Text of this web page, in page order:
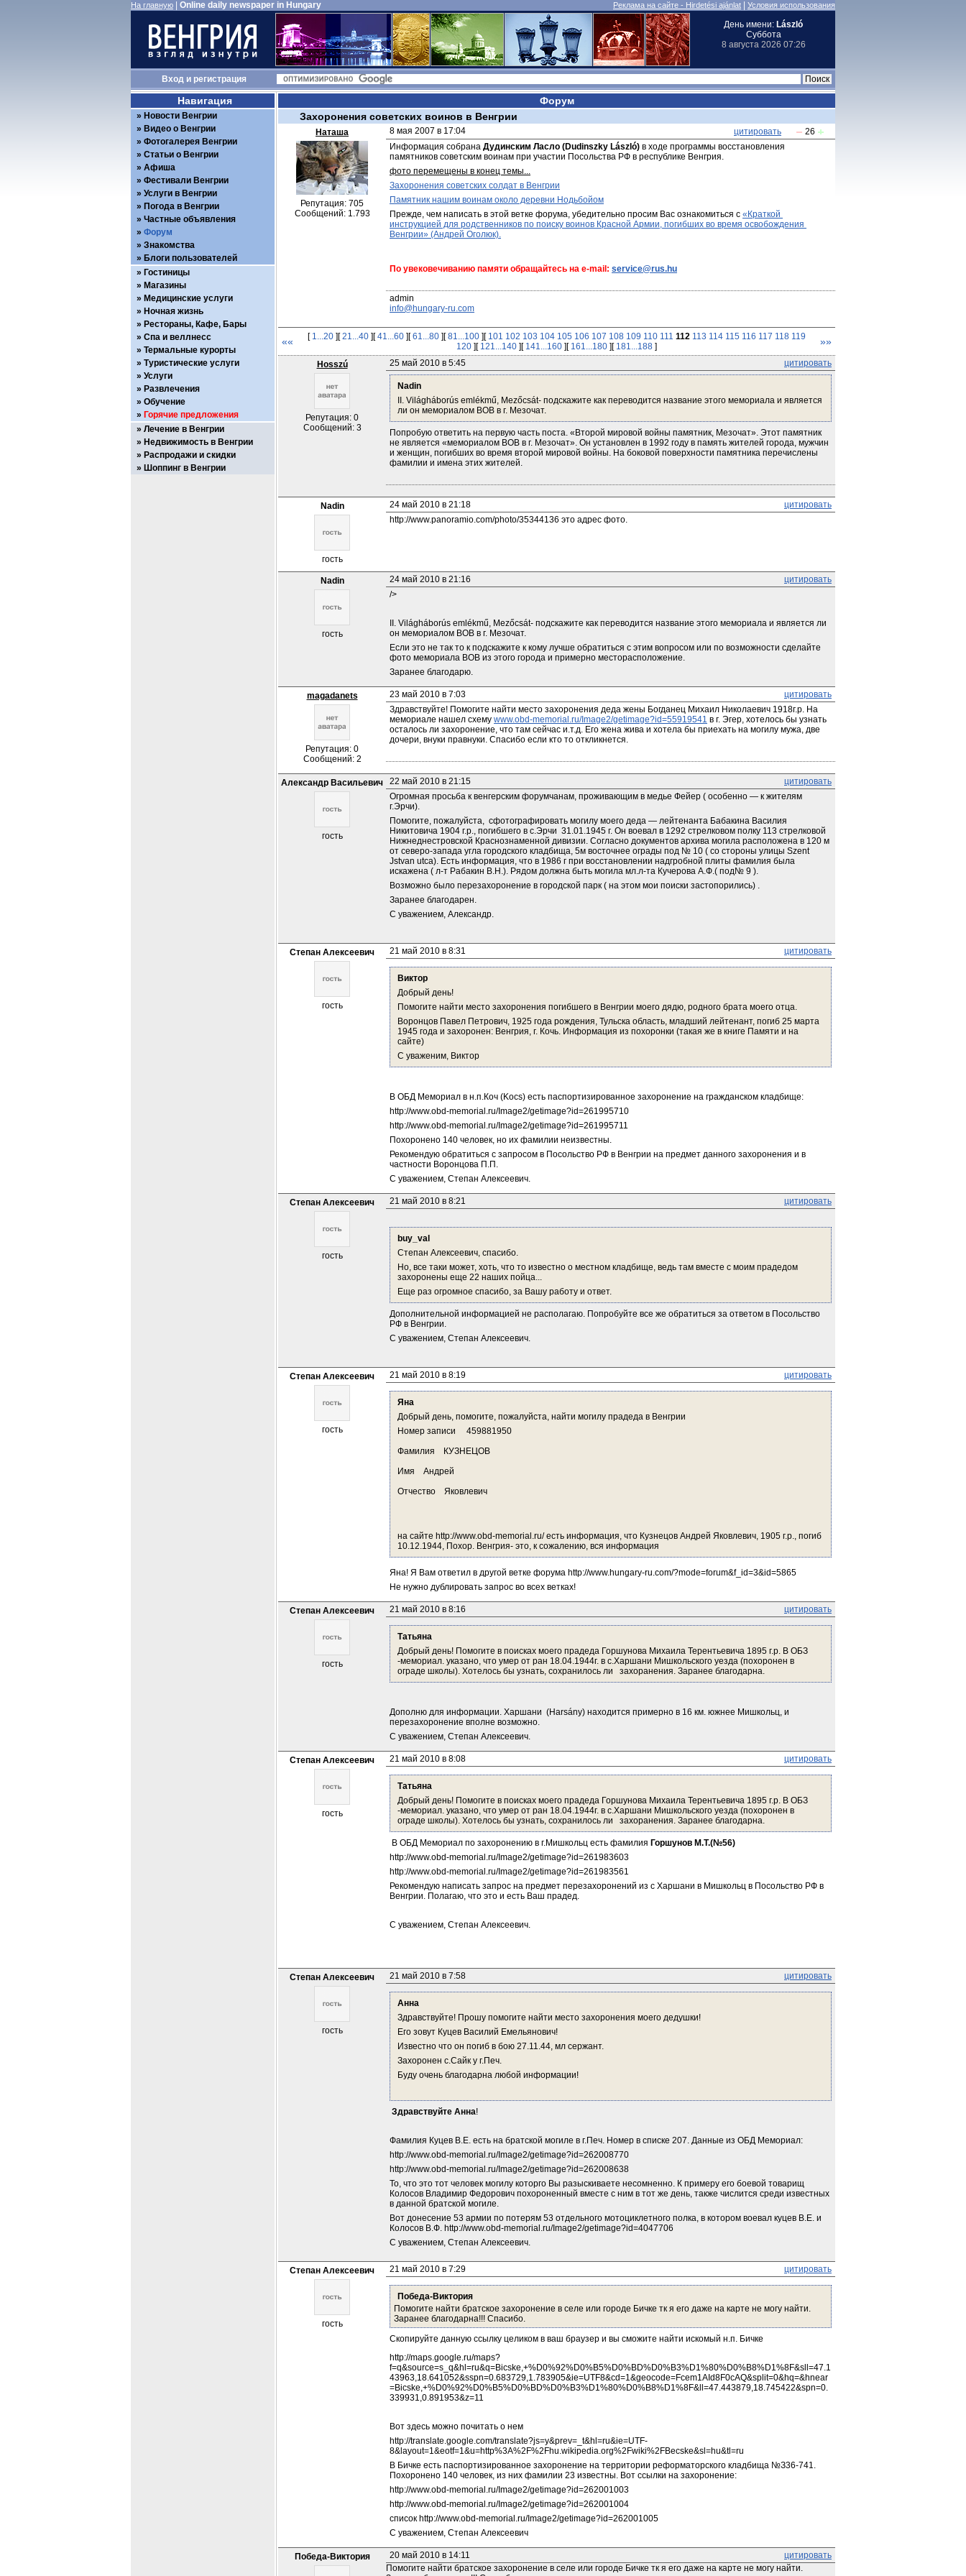
На главную Online daily newspaper in Hungary Реклама на сайте - Hirdetési ajánlat Условия использования
День имени: László
Суббота
8 августа 2026 07:26
Входи регистрация
Форум
Захоронения советских воинов в Венгрии
Наташа
Репутация: 705
Сообщений: 1.793
8 мая 2007 в 17:04 цитировать
26
Информация собрана Дудинским Ласло (Dudinszky László) в ходе программы восстановления
памятников советским воинам при участии Посольства РФ в республике Венгрия.
фото перемещены в конец темы...
Захоронения советских солдат в Венгрии
Памятник нашим воинам около деревни Нодьбойом
Прежде, чем написать в этой ветке форума, убедительно просим Вас ознакомиться с «Краткой
инструкцией для родственников по поиску воинов Красной Армии, погибших во время освобождения
Венгрии» (Андрей Оголюк).
По увековечиванию памяти обращайтесь на e-mail: service@rus.hu
info@hungary-ru.com
«« [ 1...20 ][21...40 ][41...60 ][61...80 ][81...100 ][ 101 102 103 104 105 106 107 108 109 110 111 112 113 114 115 116 117 118 119
120 ][ 121...140 ][ 141...160 ][ 161...180 ][ 181...188 ] »»
Hosszú
Репутация: 0
Сообщений: 3
25 май 2010 в 5:45 цитировать
Nadin
II. Világháborús emlékmű, Mezőcsát- подскажите как переводится название этого мемориала и является
ли он мемориалом ВОВ в г. Мезочат.
Попробую ответить на первую часть поста. «Второй мировой войны памятник, Мезочат». Этот памятник
не является «мемориалом ВОВ в г. Мезочат». Он установлен в 1992 году в память жителей города, мужчин
и женщин, погибших во время второй мировой войны. На боковой поверхности памятника перечислены
фамилии и имена этих жителей.
Nadin
гость
24 май 2010 в 21:18
цитировать
http://www.panoramio.com/photo/35344136 это адрес фото.
Nadin
гость
24 май 2010 в 21:16
цитировать
/>
II. Világháborús emlékmű, Mezőcsát- подскажите как переводится название этого мемориала и является ли
он мемориалом ВОВ в г. Мезочат.
Если это не так то к подскажите к кому лучше обратиться с этим вопросом или по возможности сделайте
фото мемориала ВОВ из этого города и примерно месторасположение.
Заранее благодарю.
magadanets
Репутация: 0
Сообщений: 2
23 май 2010 в 7:03
цитировать
Здравствуйте! Помогите найти место захоронения деда жены Богданец Михаил Николаевич 1918г.р. На
мемориале нашел схему www.obd-memorial.ru/Image2/getimage?id=55919541 в г. Эгер, хотелось бы узнать
осталось ли захоронение, что там сейчас и.т.д. Его жена жива и хотела бы приехать на могилу мужа, две
дочери, внуки правнуки. Спасибо если кто то откликнется.
Александр Васильевич
гость
22 май 2010 в 21:15
цитировать
Огромная просьба к венгерским форумчанам, проживающим в медье Фейер ( особенно — к жителям
г.Эрчи).
Помогите, пожалуйста,  сфотографировать могилу моего деда — лейтенанта Бабакина Василия
Никитовича 1904 г.р., погибшего в с.Эрчи  31.01.1945 г. Он воевал в 1292 стрелковом полку 113 стрелковой
Нижнеднестровской Краснознаменной дивизии. Согласно документов архива могила расположена в 120 м
от северо-запада угла городского кладбища, 5м восточнее ограды под № 10 ( со стороны улицы Szent
Jstvan utca). Есть информация, что в 1986 г при восстановлении надгробной плиты фамилия была
искажена ( л-т Рабакин В.Н.). Рядом должна быть могила мл.л-та Кучерова А.Ф.( под№ 9 ).
Возможно было перезахоронение в городской парк ( на этом мои поиски застопорились) .
Заранее благодарен.
С уважением, Александр.
Степан Алексеевич
гость
21 май 2010 в 8:31 цитировать
Виктор
Добрый день!
Помогите найти место захоронения погибшего в Венгрии моего дядю, родного брата моего отца.
Воронцов Павел Петрович, 1925 года рождения, Тульска область, младший лейтенант, погиб 25 марта
1945 года и захоронен: Венгрия, г. Кочь. Информация из похоронки (такая же в книге Памяти и на
сайте)
С уваженим, Виктор
В ОБД Мемориал в н.п.Коч (Kocs) есть паспортизированное захоронение на гражданском кладбище:
http://www.obd-memorial.ru/Image2/getimage?id=261995710
http://www.obd-memorial.ru/Image2/getimage?id=261995711
Похоронено 140 человек, но их фамилии неизвестны.
Рекомендую обратиться с запросом в Посольство РФ в Венгрии на предмет данного захоронения и в
частности Воронцова П.П.
С уважением, Степан Алексеевич.
Степан Алексеевич
гость
21 май 2010 в 8:21 цитировать
buy_val
Степан Алексеевич, спасибо.
Но, все таки может, хоть, что то известно о местном кладбище, ведь там вместе с моим прадедом
захоронены еще 22 наших пойца...
Еще раз огромное спасибо, за Вашу работу и ответ.
Дополнительной информацией не располагаю. Попробуйте все же обратиться за ответом в Посольство
РФ в Венгрии.
С уважением, Степан Алексеевич.
Степан Алексеевич
гость
21 май 2010 в 8:19 цитировать
Яна
Добрый день, помогите, пожалуйста, найти могилу прадеда в Венгрии
Номер записи     459881950
Фамилия    КУЗНЕЦОВ
Имя    Андрей
Отчество    Яковлевич
на сайте http://www.obd-memorial.ru/ есть информация, что Кузнецов Андрей Яковлевич, 1905 г.р., погиб
10.12.1944, Похор. Венгрия- это, к сожалению, вся информация
Яна! Я Вам ответил в другой ветке форума http://www.hungary-ru.com/?mode=forum&f_id=3&id=5865
Не нужно дублировать запрос во всех ветках!
Степан Алексеевич
гость
21 май 2010 в 8:16 цитировать
Татьяна
Добрый день! Помогите в поисках моего прадеда Горшунова Михаила Терентьевича 1895 г.р. В ОБЗ
-мемориал. указано, что умер от ран 18.04.1944г. в с.Харшани Мишкольского уезда (похоронен в
ограде школы). Хотелось бы узнать, сохранилось ли   захоранения. Заранее благодарна.
Дополню для информации. Харшани  (Harsány) находится примерно в 16 км. южнее Мишкольц, и
перезахоронение вполне возможно.
С уважением, Степан Алексеевич.
Степан Алексеевич
гость
21 май 2010 в 8:08 цитировать
Татьяна
Добрый день! Помогите в поисках моего прадеда Горшунова Михаила Терентьевича 1895 г.р. В ОБЗ
-мемориал. указано, что умер от ран 18.04.1944г. в с.Харшани Мишкольского уезда (похоронен в
ограде школы). Хотелось бы узнать, сохранилось ли   захоранения. Заранее благодарна.
В ОБД Мемориал по захоронению в г.Мишкольц есть фамилия Горшунов М.Т.(№56)
http://www.obd-memorial.ru/Image2/getimage?id=261983603
http://www.obd-memorial.ru/Image2/getimage?id=261983561
Рекомендую написать запрос на предмет перезахоронений из с Харшани в Мишкольц в Посольство РФ в
Венгрии. Полагаю, что это и есть Ваш прадед.
С уважением, Степан Алексеевич.
Степан Алексеевич
гость
21 май 2010 в 7:58 цитировать
Анна
Здравствуйте! Прошу помогите найти место захоронения моего дедушки!
Его зовут Куцев Василий Емельянович!
Известно что он погиб в бою 27.11.44, мл сержант.
Захоронен с.Сайк у г.Печ.
Буду очень благодарна любой информации!
Здравствуйте Анна!
Фамилия Куцев В.Е. есть на братской могиле в г.Печ. Номер в списке 207. Данные из ОБД Мемориал:
http://www.obd-memorial.ru/Image2/getimage?id=262008770
http://www.obd-memorial.ru/Image2/getimage?id=262008638
То, что это тот человек могилу которго Вы разыскиваете несомненно. К примеру его боевой товарищ
Колосов Владимир Федорович похороненный вместе с ним в тот же день, также числится среди известных
в данной братской могиле.
Вот донесение 53 армии по потерям 53 отдельного мотоциклетного полка, в котором воевал куцев В.Е. и
Колосов В.Ф. http://www.obd-memorial.ru/Image2/getimage?id=4047706
С уважением, Степан Алексеевич.
Степан Алексеевич
гость
21 май 2010 в 7:29 цитировать
Победа-Виктория
Помогите найти братское захоронение в селе или городе Бичке тк я его даже на карте не могу найти.
Заранее благодарна!!! Спасибо.
Скопируйте данную ссылку целиком в ваш браузер и вы сможите найти искомый н.п. Бичке
http://maps.google.ru/maps?
f=q&source=s_q&hl=ru&q=Bicske,+%D0%92%D0%B5%D0%BD%D0%B3%D1%80%D0%B8%D1%8F&sll=47.1
43963,18.641052&sspn=0.683729,1.783905&ie=UTF8&cd=1&geocode=Fcem1AId8F0cAQ&split=0&hq=&hnear
=Bicske,+%D0%92%D0%B5%D0%BD%D0%B3%D1%80%D0%B8%D1%8F&ll=47.443879,18.745422&spn=0.
339931,0.891953&z=11
Вот здесь можно почитать о нем
http://translate.google.com/translate?js=y&prev=_t&hl=ru&ie=UTF-
8&layout=1&eotf=1&u=http%3A%2F%2Fhu.wikipedia.org%2Fwiki%2FBecske&sl=hu&tl=ru
В Бичке есть паспортизированное захоронение на территории реформаторского кладбища №З36-741.
Похоронено 140 человек, из них фамилии 23 известны. Вот ссылки на захоронение:
http://www.obd-memorial.ru/Image2/getimage?id=262001003
http://www.obd-memorial.ru/Image2/getimage?id=262001004
список http://www.obd-memorial.ru/Image2/getimage?id=262001005
С уважением, Степан Алексеевич
Победа-Виктория 20 май 2010 в 14:11
цитировать
Помогите найти братское захоронение в селе или городе Бичке тк я его даже на карте не могу найти.
Навигация
Новости Венгрии
Видео о Венгрии
Фотогалерея Венгрии
Статьи о Венгрии
Афиша
Фестивали Венгрии
Услуги в Венгрии
Погода в Венгрии
Частные объявления
Форум
Знакомства
Блоги пользователей
Гостиницы
Магазины
Медицинские услуги
Ночная жизнь
Рестораны, Кафе, Бары
Спа и веллнесс
Термальные курорты
Туристические услуги
Услуги
Развлечения
Обучение
Горячие предложения
Лечение в Венгрии
Недвижимость в Венгрии
Распродажи и скидки
Шоппинг в Венгрии